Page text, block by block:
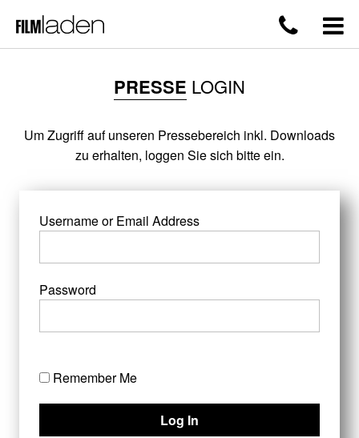
PRESSE LOGIN
Um Zugriff auf unseren Pressebereich inkl. Downloads
zu erhalten, loggen Sie sich bitte ein.
Username or Email Address
Password
Remember Me